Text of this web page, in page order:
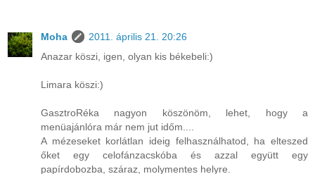
Moha
2011. április 21. 20:26
Anazar köszi, igen, olyan kis békebeli:)
Limara köszi:)
GasztroRéka nagyon köszönöm, lehet, hogy a
menüajánlóra már nem jut időm....
A mézeseket korlátlan ideig felhasználhatod, ha elteszed
őket egy celofánzacskóba és azzal együtt egy
papírdobozba, száraz, molymentes helyre.